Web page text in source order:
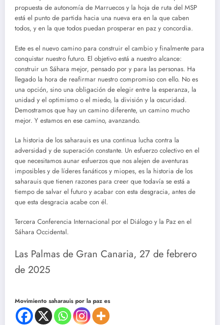
propuesta de autonomía de Marruecos y la hoja de ruta del MSP
está el punto de partida hacia una nueva era en la que caben
todos, y en la que todos puedan prosperar en paz y concordia.
Este es el nuevo camino para construir el cambio y finalmente para
conquistar nuestro futuro. El objetivo está a nuestro alcance:
construir un Sáhara mejor, pensado por y para las personas. Ha
llegado la hora de reafirmar nuestro compromiso con ello. No es
una opción, sino una obligación de elegir entre la esperanza, la
unidad y el optimismo o el miedo, la división y la oscuridad.
Demostramos que hay un camino diferente, un camino mucho
mejor. Y estamos en ese camino, avanzando.
La historia de los saharauis es una continua lucha contra la
adversidad y de superación constante. Un esfuerzo colectivo en el
que necesitamos aunar esfuerzos que nos alejen de aventuras
imposibles y de líderes fanáticos y miopes, es la historia de los
saharauis que tienen razones para creer que todavía se está a
tiempo de salvar el futuro y acabar con esta desgracia, antes de
que esta desgracia acabe con él.
Tercera Conferencia Internacional por el Diálogo y la Paz en el
Sáhara Occidental.
Las Palmas de Gran Canaria, 27 de febrero
de 2025
Movimiento saharauis por la paz es